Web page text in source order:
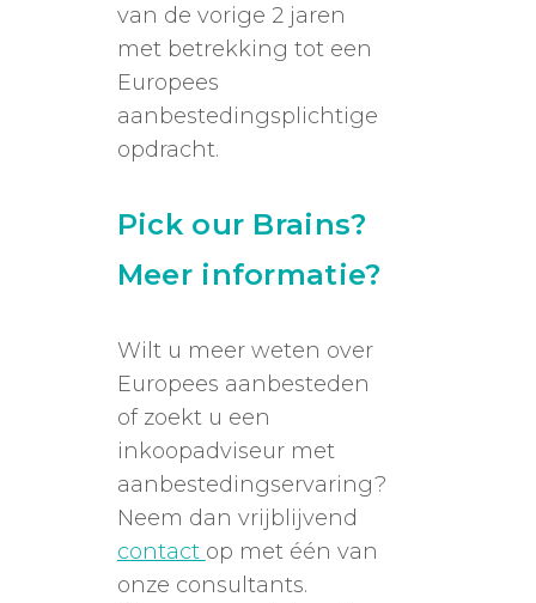
van de vorige 2 jaren
met betrekking tot een
Europees
aanbestedingsplichtige
opdracht.
Pick our Brains?
Meer informatie?
Wilt u meer weten over
Europees aanbesteden
of zoekt u een
inkoopadviseur met
aanbestedingservaring?
Neem dan vrijblijvend
contact op met één van
onze consultants.